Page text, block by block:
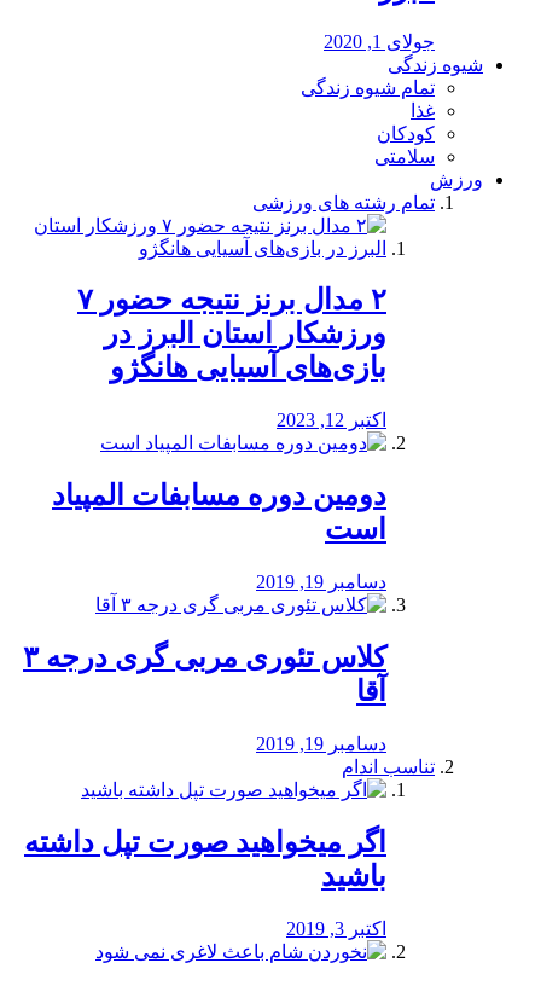
جولای 1, 2020
شیوه زندگی
تمام شیوه زندگی
غذا
کودکان
سلامتی
ورزش
تمام رشته های ورزشی
۲ مدال برنز نتیجه حضور ۷
ورزشکار استان البرز در
بازی‌های آسیایی هانگژو
اکتبر 12, 2023
دومین دوره مسابفات المپیاد
است
دسامبر 19, 2019
کلاس تئوری مربی گری درجه ۳
آقا
دسامبر 19, 2019
تناسب اندام
اگر میخواهید صورت تپل داشته
باشید
اکتبر 3, 2019